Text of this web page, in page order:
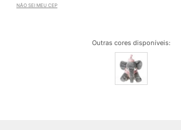
NÃO SEI MEU CEP
Outras cores disponíveis: